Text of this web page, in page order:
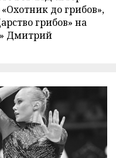
до грибов»,
грибов» на
Дмитрий